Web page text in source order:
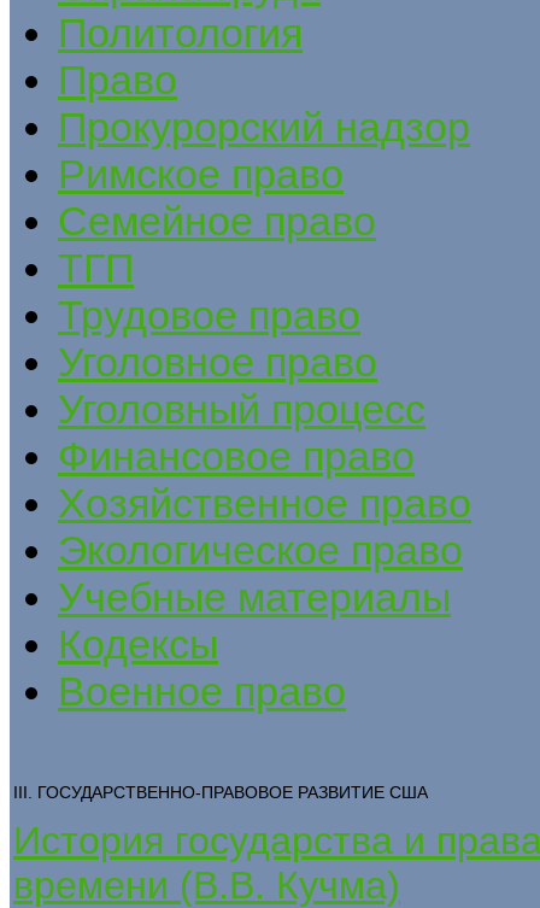
Политология
Право
Прокурорский надзор
Римское право
Семейное право
ТГП
Трудовое право
Уголовное право
Уголовный процесс
Финансовое право
Хозяйственное право
Экологическое право
Учебные материалы
Кодексы
Военное право
III. ГОСУДАРСТВЕННО-ПРАВОВОЕ РАЗВИТИЕ США
История государства и
времени (В.В. Кучма)